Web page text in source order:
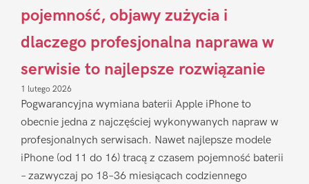
pojemność, objawy zużycia i
dlaczego profesjonalna naprawa w
serwisie to najlepsze rozwiązanie
1 lutego 2026
Pogwarancyjna wymiana baterii Apple iPhone to
obecnie jedna z najczęściej wykonywanych napraw w
profesjonalnych serwisach. Nawet najlepsze modele
iPhone (od 11 do 16) tracą z czasem pojemność baterii
– zazwyczaj po 18–36 miesiącach codziennego